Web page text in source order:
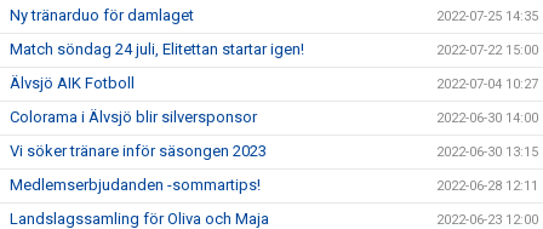
Ny tränarduo för damlaget 2022-07-25 14:35
Match söndag 24 juli, Elitettan startar igen! 2022-07-22 15:00
Älvsjö AIK Fotboll 2022-07-04 10:27
Colorama i Älvsjö blir silversponsor 2022-06-30 14:00
Vi söker tränare inför säsongen 2023 2022-06-30 13:15
Medlemserbjudanden -sommartips! 2022-06-28 12:11
Landslagssamling för Oliva och Maja 2022-06-23 12:00